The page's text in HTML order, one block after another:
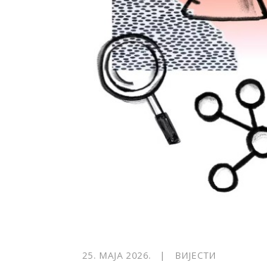
25. МАЈА 2026. | ВИЈЕСТИ